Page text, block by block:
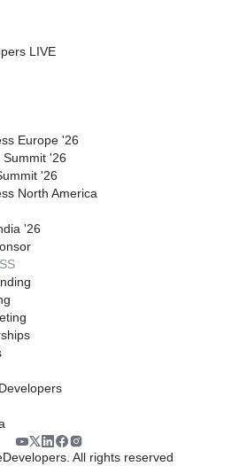
LIVE
Europe '26
Summit '26
'26
North America
'26
All rights reserved